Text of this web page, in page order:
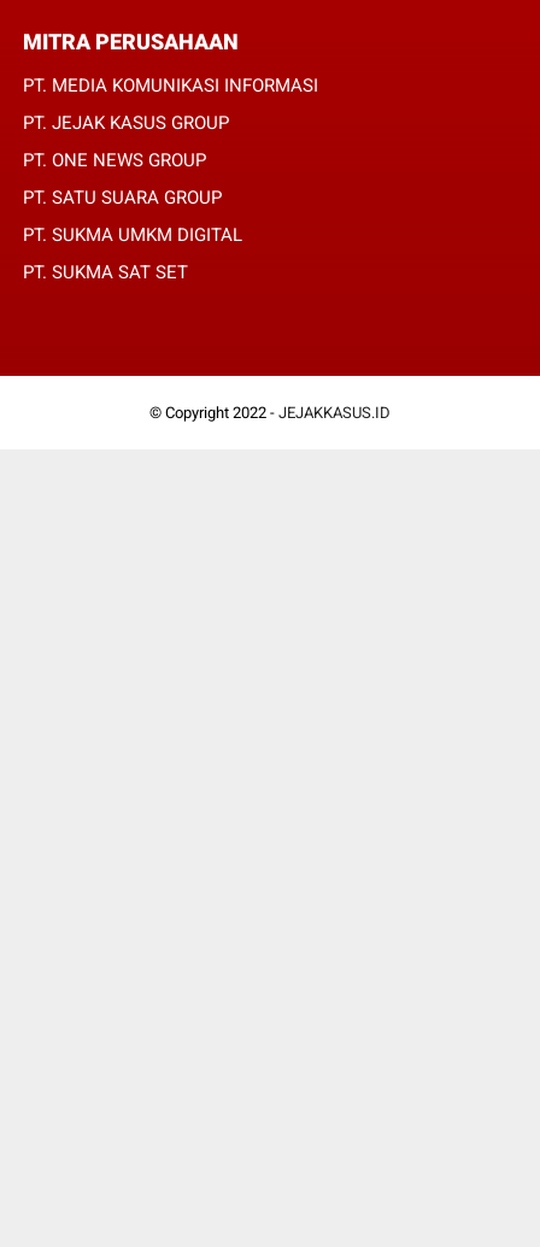
MITRA PERUSAHAAN
PT. MEDIA KOMUNIKASI INFORMASI
PT. JEJAK KASUS GROUP
PT. ONE NEWS GROUP
PT. SATU SUARA GROUP
PT. SUKMA UMKM DIGITAL
PT. SUKMA SAT SET
© Copyright 2022 - JEJAKKASUS.ID